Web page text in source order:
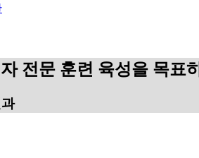
전문 훈련 육성을 목표